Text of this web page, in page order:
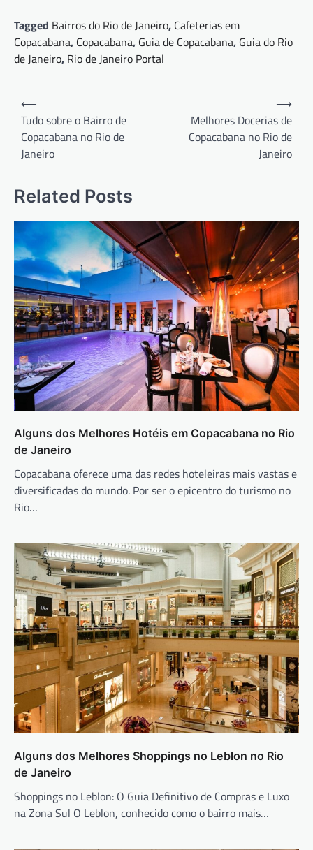
Tagged Bairros do Rio de Janeiro, Cafeterias em
Copacabana, Copacabana, Guia de Copacabana, Guia do Rio
de Janeiro, Rio de Janeiro Portal
Navegação
de
Post
⟵
Tudo sobre o Bairro de
Copacabana no Rio de
Janeiro
Melhores Docerias de
Copacabana no Rio de
Janeiro
⟶
Related Posts
Alguns dos Melhores Hotéis em Copacabana no Rio
de Janeiro
Copacabana oferece uma das redes hoteleiras mais vastas e
diversificadas do mundo. Por ser o epicentro do turismo no
Rio…
Alguns dos Melhores Shoppings no Leblon no Rio
de Janeiro
Shoppings no Leblon: O Guia Definitivo de Compras e Luxo
na Zona Sul O Leblon, conhecido como o bairro mais…